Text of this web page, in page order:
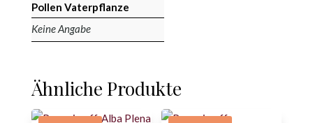
Pollen Vaterpflanze
Keine Angabe
Ähnliche Produkte